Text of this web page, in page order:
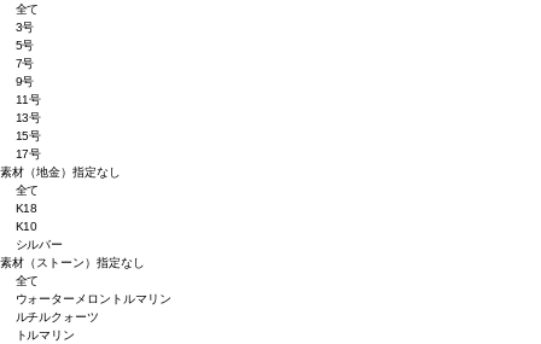
全て
3号
5号
7号
9号
11号
13号
15号
17号
素材（地金） 指定なし
全て
K18
K10
シルバー
素材（ストーン） 指定なし
全て
ウォーターメロントルマリン
ルチルクォーツ
トルマリン